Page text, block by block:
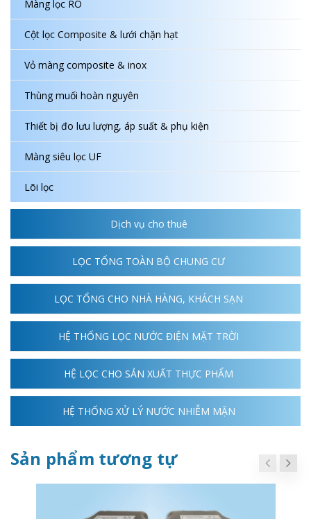
Màng lọc RO
Cột lọc Composite & lưới chặn hạt
Vỏ màng composite & inox
Thùng muối hoàn nguyên
Thiết bị đo lưu lượng, áp suất & phụ kiện
Màng siêu lọc UF
Lõi lọc
Dịch vụ cho thuê
LỌC TỔNG TOÀN BỘ CHUNG CƯ
LỌC TỔNG CHO NHÀ HÀNG, KHÁCH SẠN
HỆ THỐNG LỌC NƯỚC ĐIỆN MẶT TRỜI
HỆ LỌC CHO SẢN XUẤT THỰC PHẨM
HỆ THỐNG XỬ LÝ NƯỚC NHIỄM MẶN
Sản phẩm tương tự